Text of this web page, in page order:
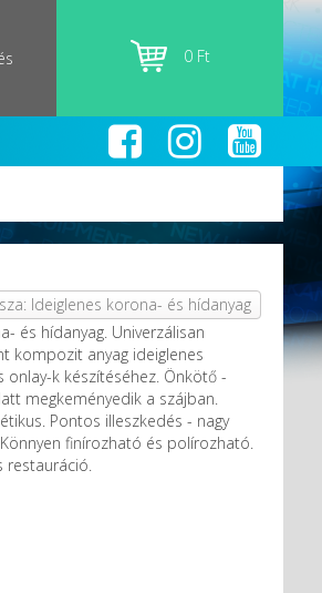
0 Ft
Ideiglenes korona- és hídanyag
és hídanyag. Univerzálisan
kompozit anyag ideiglenes
onlay-k készítéséhez. Önkötő -
megkeményedik a szájban.
Pontos illeszkedés - nagy
finírozható és polírozható.
restauráció.